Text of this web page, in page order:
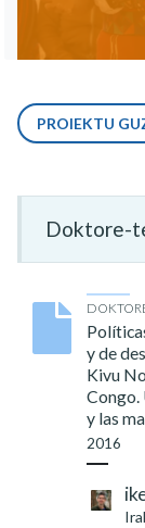
PROIEKTU
Doktore-
y de
Kivu
Congo.
y las
2016